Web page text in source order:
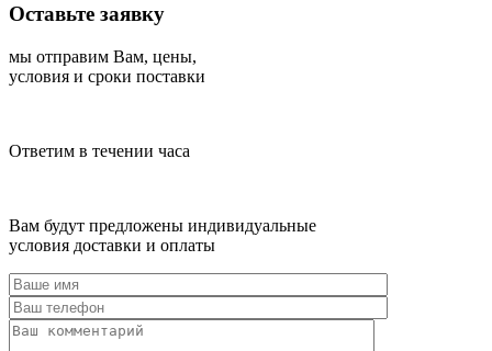
Оставьте заявку
мы отправим Вам, цены,
условия и сроки поставки
Ответим в течении часа
Вам будут предложены индивидуальные
условия доставки и оплаты